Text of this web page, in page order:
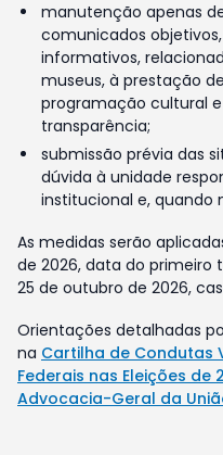
manutenção apenas
comunicados
informativos,
museus, à prestação
programação cultural
transparência;
submissão prévia das
dúvida à unidade
institucional e, quando
As medidas serão
de 2026, data do primeiro
25 de outubro de 2026,
Orientações detalhadas
na Cartilha de Condutas
Federais nas Eleições
Advocacia-Geral da